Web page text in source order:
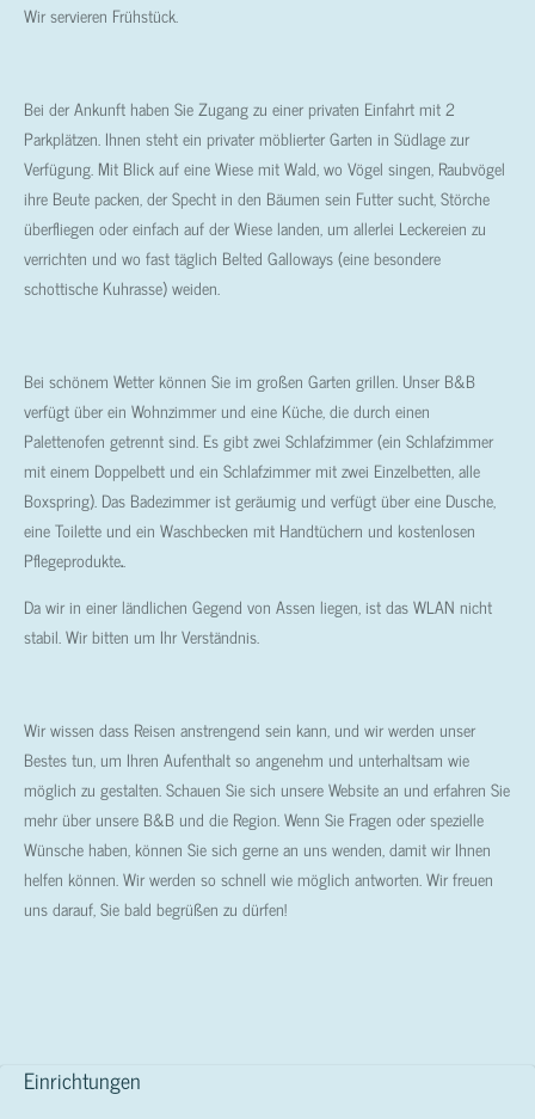
Wir servieren Frühstück.
Bei der Ankunft haben Sie Zugang zu einer privaten Einfahrt mit 2
Parkplätzen. Ihnen steht ein privater möblierter Garten in Südlage zur
Verfügung. Mit Blick auf eine Wiese mit Wald, wo Vögel singen, Raubvögel
ihre Beute packen, der Specht in den Bäumen sein Futter sucht, Störche
überfliegen oder einfach auf der Wiese landen, um allerlei Leckereien zu
verrichten und wo fast täglich Belted Galloways (eine besondere
schottische Kuhrasse) weiden.
Bei schönem Wetter können Sie im großen Garten grillen. Unser B&B
verfügt über ein Wohnzimmer und eine Küche, die durch einen
Palettenofen getrennt sind. Es gibt zwei Schlafzimmer (ein Schlafzimmer
mit einem Doppelbett und ein Schlafzimmer mit zwei Einzelbetten, alle
Boxspring). Das Badezimmer ist geräumig und verfügt über eine Dusche,
eine Toilette und ein Waschbecken mit Handtüchern und kostenlosen
Pflegeprodukte..
Da wir in einer ländlichen Gegend von Assen liegen, ist das WLAN nicht
stabil. Wir bitten um Ihr Verständnis.
Wir wissen dass Reisen anstrengend sein kann, und wir werden unser
Bestes tun, um Ihren Aufenthalt so angenehm und unterhaltsam wie
möglich zu gestalten. Schauen Sie sich unsere Website an und erfahren Sie
mehr über unsere B&B und die Region. Wenn Sie Fragen oder spezielle
Wünsche haben, können Sie sich gerne an uns wenden, damit wir Ihnen
helfen können. Wir werden so schnell wie möglich antworten. Wir freuen
uns darauf, Sie bald begrüßen zu dürfen!
Einrichtungen